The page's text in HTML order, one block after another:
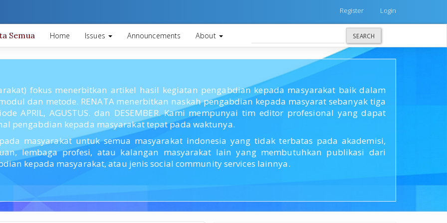
Register Login
Semua Home Issues Announcements About SEARCH
fokus menerbitkan artikel hasil kegiatan pengabdian kepada masyarakat baik dalam
dan metode. RENATA menerbitkan naskah pengabdian kepada masyarat sebanyak tiga
APRIL, AGUSTUS. dan DESEMBER. Kami mempunyai tim editor profesional yang dapat
pengabdian kepada masyarakat tepat pada waktunya.
masyarakat untuk semua masyarakat indonesia yang tidak terbatas pada akademisi,
lembaga profesi, atau kalangan masyarakat lain yang membutuhkan publikasi dari
kepada masyarakat, atau jenis social community services lainnya.